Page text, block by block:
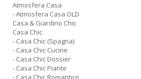
Atmosfera Casa
- Atmosfera Casa OLD
Casa & Giardino Chic
Casa Chic
- Casa Chic (Spagna)
- Casa Chic Cucine
- Casa Chic Dossier
- Casa Chic Piante
- Casa Chic Romantico